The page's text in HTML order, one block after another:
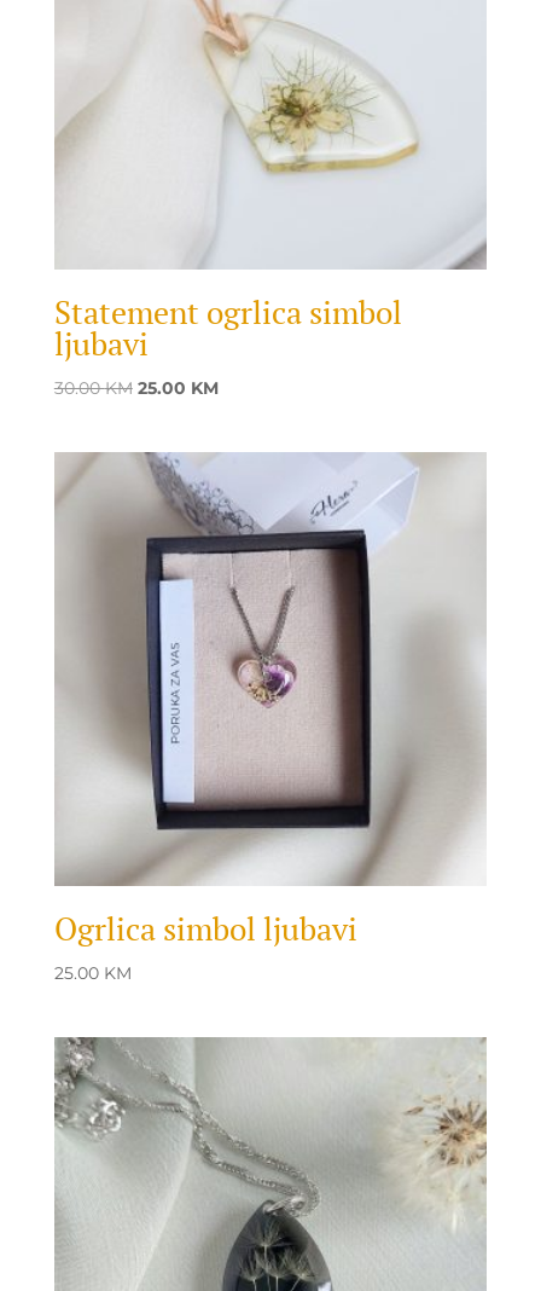
Statement ogrlica simbol
ljubavi
30.00KM Original
30.00 KM.
25.00 KMCurrent
Ogrlica simbol ljubavi
25.00 KM